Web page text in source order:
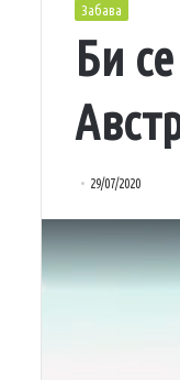
Забава
Би
29/07/2020